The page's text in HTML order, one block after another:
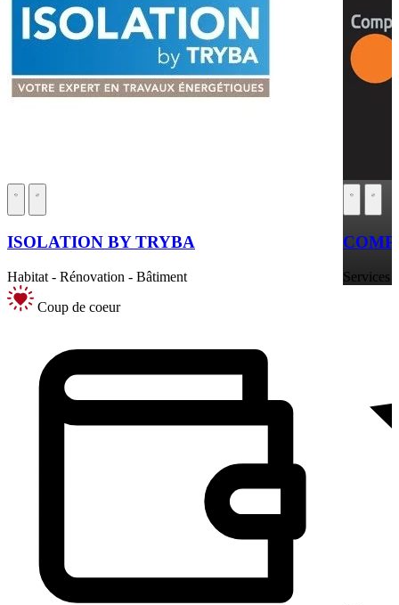
ISOLATION BY TRYBA
Habitat - Rénovation - Bâtiment
Coup de coeur
Services